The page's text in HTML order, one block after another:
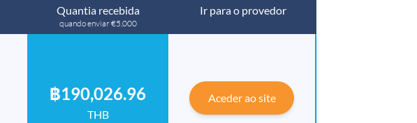
Quantia recebida
quando enviar €5,000
Ir para o provedor
฿190,026.96
THB
Aceder ao site